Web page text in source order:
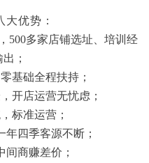
大优势：
500多家店铺选址、培训经
；
基础全程扶持；
开店运营无忧虑；
标准运营；
四季客源不断；
间商赚差价；